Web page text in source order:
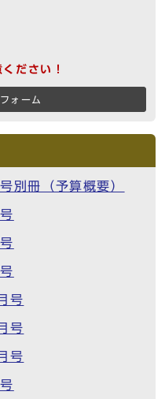
ださい！
ォーム
冊（予算概要）
号
号
号